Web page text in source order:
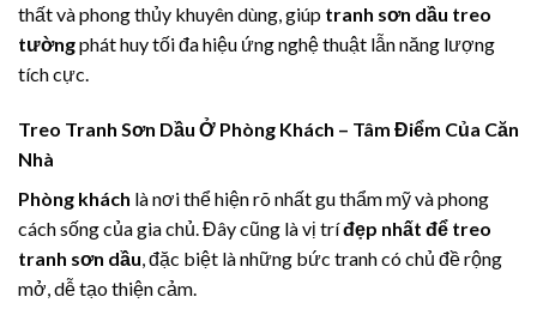
thất và phong thủy khuyên dùng, giúp tranh sơn dầu treo
tườngphát huy tối đa hiệu ứng nghệ thuật lẫn năng lượng
tích cực.
Treo Tranh Sơn Dầu Ở Phòng Khách – Tâm Điểm Của Căn
Nhà
Phòng khách là nơi thể hiện rõ nhất gu thẩm mỹ và phong
cách sống của gia chủ. Đây cũng là vị tríđẹp nhất để treo
tranh sơn dầu , đặc biệt là những bức tranh có chủ đề rộng
mở, dễ tạo thiện cảm.